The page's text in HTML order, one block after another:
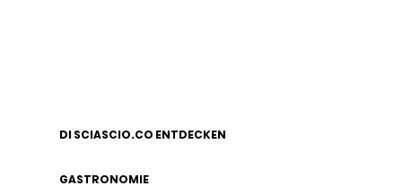
DI SCIASCIO.CO ENTDECKEN
GASTRONOMIE